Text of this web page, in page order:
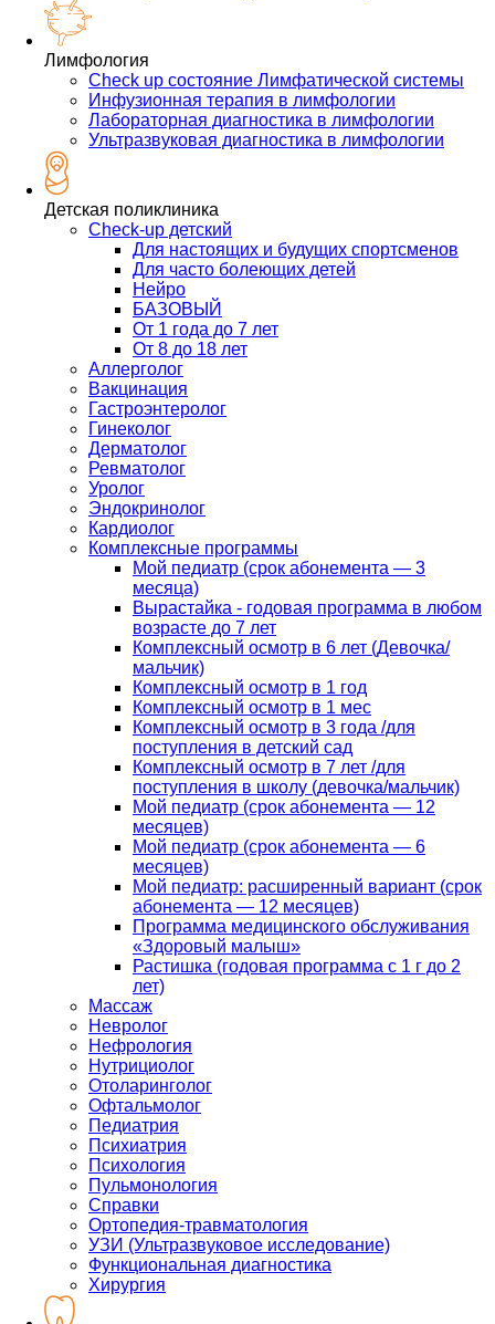
Лимфология
Check up состояние Лимфатической системы
Инфузионная терапия в лимфологии
Лабораторная диагностика в лимфологии
Ультразвуковая диагностика в лимфологии
Детская поликлиника
Check-up детский
Для настоящих и будущих спортсменов
Для часто болеющих детей
Нейро
БАЗОВЫЙ
От 1 года до 7 лет
От 8 до 18 лет
Аллерголог
Вакцинация
Гастроэнтеролог
Гинеколог
Дерматолог
Ревматолог
Уролог
Эндокринолог
Кардиолог
Комплексные программы
Мой педиатр (срок абонемента — 3
месяца)
Вырастайка - годовая программа в любом
возрасте до 7 лет
Комплексный осмотр в 6 лет (Девочка/
мальчик)
Комплексный осмотр в 1 год
Комплексный осмотр в 1 мес
Комплексный осмотр в 3 года /для
поступления в детский сад
Комплексный осмотр в 7 лет /для
поступления в школу (девочка/мальчик)
Мой педиатр (срок абонемента — 12
месяцев)
Мой педиатр (срок абонемента — 6
месяцев)
Мой педиатр: расширенный вариант (срок
абонемента — 12 месяцев)
Программа медицинского обслуживания
«Здоровый малыш»
Растишка (годовая программа с 1 г до 2
лет)
Массаж
Невролог
Нефрология
Нутрициолог
Отоларинголог
Офтальмолог
Педиатрия
Психиатрия
Психология
Пульмонология
Справки
Ортопедия-травматология
УЗИ (Ультразвуковое исследование)
Функциональная диагностика
Хирургия